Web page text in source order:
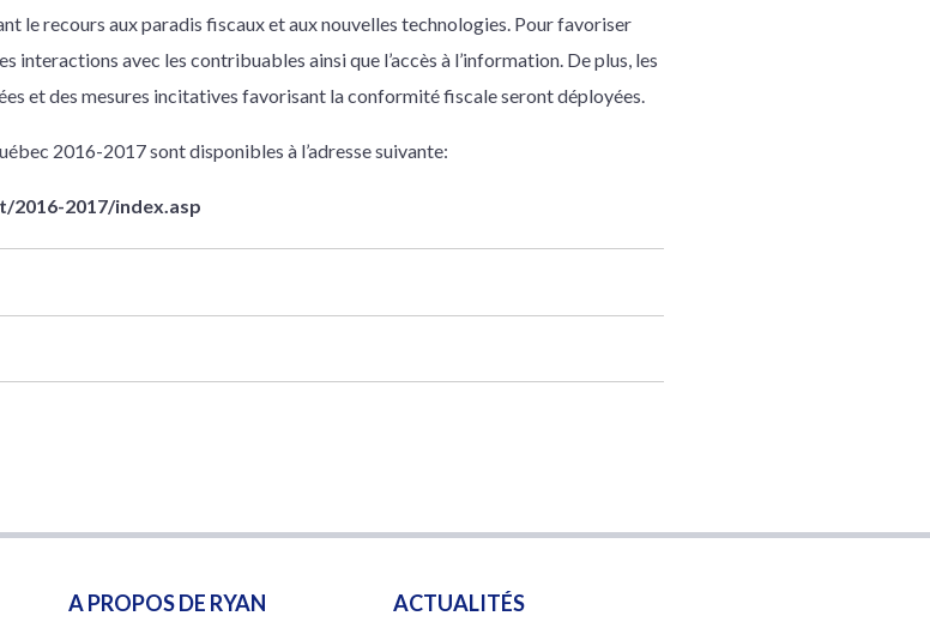
le recours aux paradis fiscaux et aux nouvelles technologies. Pour favoriser
interactions avec les contribuables ainsi que l’accès à l’information. De plus, les
et des mesures incitatives favorisant la conformité fiscale seront déployées.
2016-2017 sont disponibles à l’adresse suivante:
2016-2017/index.asp
A PROPOS DE RYAN ACTUALITÉS